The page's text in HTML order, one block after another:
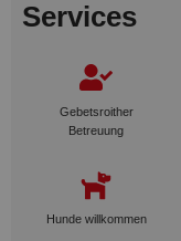
Services
Gebetsroither
Betreuung
Hunde willkommen